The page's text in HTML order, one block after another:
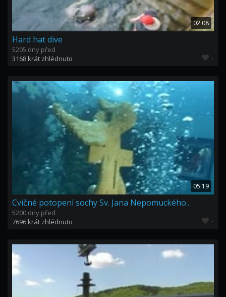
02:08
Hard hat dive
5205 dny před
3168 krát zhlédnuto
-
05:19
Cvičné potopení sochy Sv. Jana Nepomuckého..
5200 dny před
7696 krát zhlédnuto
-